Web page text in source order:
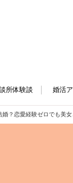
所体験談 婚活
婚？恋愛経験ゼロでも美